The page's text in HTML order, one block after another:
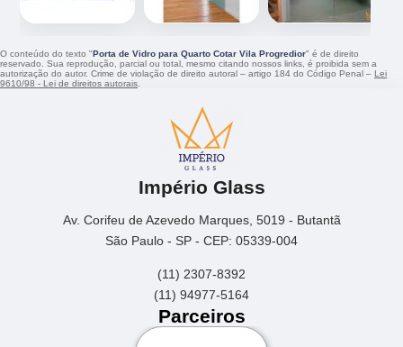
O conteúdo do texto "Porta de Vidro para Quarto Cotar Vila Progredior" é de direito
reservado. Sua reprodução, parcial ou total, mesmo citando nossos links, é proibida sem a
autorização do autor. Crime de violação de direito autoral – artigo 184 do Código Penal – Lei
9610/98 - Lei de direitos autorais
Império Glass
Av. Corifeu de Azevedo Marques, 5019 - Butantã
São Paulo - SP - CEP: 05339-004
(11) 2307-8392
(11) 94977-5164
Parceiros